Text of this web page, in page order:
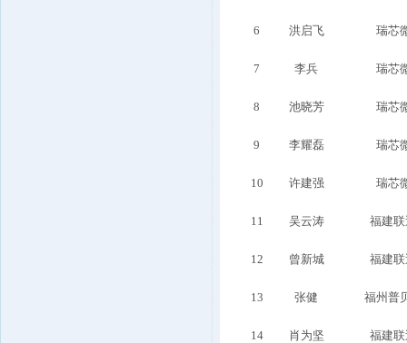
6 洪启飞 瑞芯
7 李兵 瑞芯
8 池晓芳 瑞芯
9 李耀磊 瑞芯
10 许建强 瑞芯
11 吴云涛 福建
12 曾新城 福建
13 张健 福州普
14 肖为坚 福建